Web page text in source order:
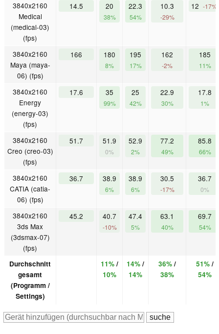
3840x2160
Medical
(medical-03)
(fps)
14.5 20
38%
22.3
54%
10.3
-29%
12 -17%
3840x2160
Maya (maya-
06) (fps)
166 180
8%
195
17%
162
-2%
185
11%
3840x2160
Energy
(energy-03)
(fps)
17.6 35
99%
25
42%
22.9
30%
17.8
1%
3840x2160
Creo (creo-03)
(fps)
51.7 51.9
0%
52.9
2%
77.2
49%
85.8
66%
3840x2160
CATIA (catia-
06) (fps)
36.7 38.9
6%
38.9
6%
30.5
-17%
36.7
0%
3840x2160
3ds Max
(3dsmax-07)
(fps)
45.2 40.7
-10%
47.4
5%
63.1
40%
69.7
54%
Durchschnitt
gesamt
(Programm /
Settings)
11% /
10%
14% /
14%
36% /
38%
51% /
54%